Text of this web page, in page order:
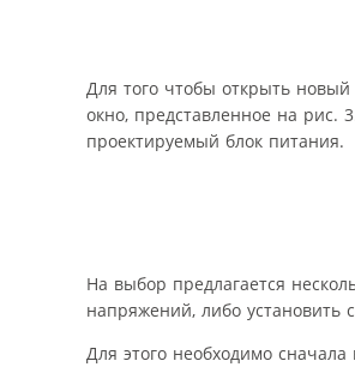
Для того чтобы открыть новый
окно, представленное на рис.
проектируемый блок питания.
На выбор предлагается
напряжений, либо установить
Для этого необходимо